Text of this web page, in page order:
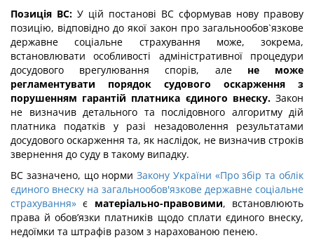
Позиція ВС: У цій постанові ВС сформував нову правову
позицію, відповідно до якої закон про загальнообов`язкове
державне соціальне страхування може, зокрема,
встановлювати особливості адміністративної процедури
досудового врегулювання спорів, алене може
регламентувати порядок судового оскарження з
порушенням гарантій платника єдиного внеску. Закон
не визначив детального та послідовного алгоритму дій
платника податків у разі незадоволення результатами
досудового оскарження та, як наслідок, не визначив строків
звернення до суду в такому випадку.
ВС зазначено, що нормиЗакону України «Про збір та облік
єдиного внеску на загальнообов'язкове державне соціальне
страхування» є матеріально-правовими, встановлюють
права й обов’язки платників щодо сплати єдиного внеску,
недоїмки та штрафів разом з нарахованою пенею.